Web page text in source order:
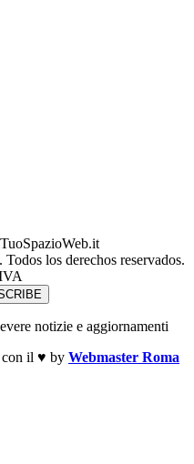
los derechos reservados.
notizie e aggiornamenti
il ♥ by Webmaster Roma